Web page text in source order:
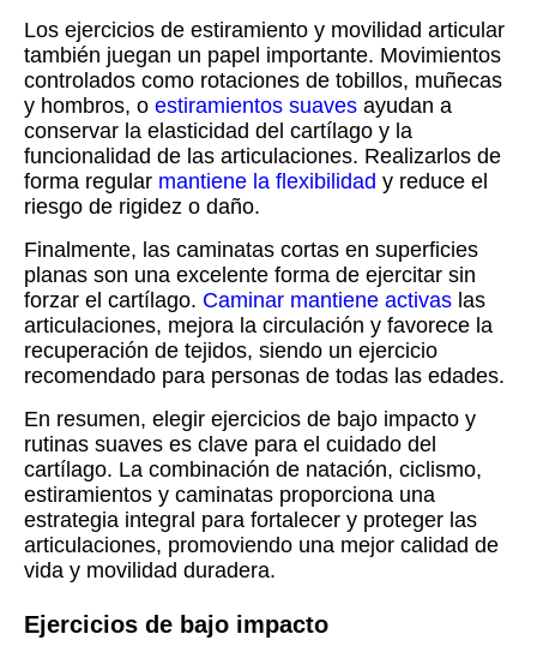
Los ejercicios de estiramiento y movilidad articular
también juegan un papel importante. Movimientos
controlados como rotaciones de tobillos, muñecas
y hombros, o estiramientos suaves ayudan a
conservar la elasticidad del cartílago y la
funcionalidad de las articulaciones. Realizarlos de
forma regular mantiene la flexibilidad y reduce el
riesgo de rigidez o daño.
Finalmente, las caminatas cortas en superficies
planas son una excelente forma de ejercitar sin
forzar el cartílago. Caminar mantiene activas las
articulaciones, mejora la circulación y favorece la
recuperación de tejidos, siendo un ejercicio
recomendado para personas de todas las edades.
En resumen, elegir ejercicios de bajo impacto y
rutinas suaves es clave para el cuidado del
cartílago. La combinación de natación, ciclismo,
estiramientos y caminatas proporciona una
estrategia integral para fortalecer y proteger las
articulaciones, promoviendo una mejor calidad de
vida y movilidad duradera.
Ejercicios de bajo impacto